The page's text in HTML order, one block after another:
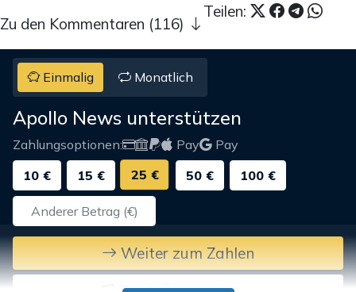
Teilen:
Zu den Kommentaren (116)
Einmalig Monatlich
Apollo News unterstützen
Zahlungsoptionen: Pay
Pay
10 €
15 € 25 € 50 € 100 €
Weiter zum Zahlen